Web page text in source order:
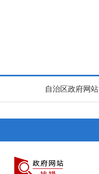
自治区政府网站